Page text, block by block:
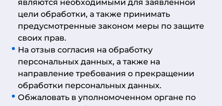
являются необходимыми для заявленной
цели обработки, а также принимать
предусмотренные законом меры по защите
своих прав.
На отзыв согласия на обработку
персональных данных, а также на
направление требования о прекращении
обработки персональных данных.
Обжаловать в уполномоченном органе по